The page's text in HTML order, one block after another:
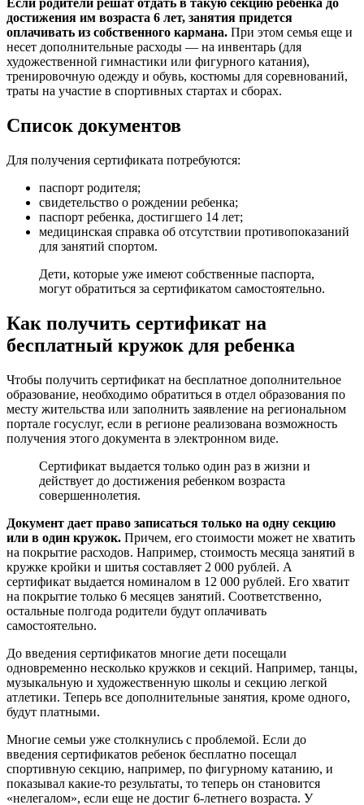
Если родители решат отдать в такую секцию ребенка до
достижения им возраста 6 лет, занятия придется
оплачивать из собственного кармана. При этом семья еще и
несет дополнительные расходы — на инвентарь (для
художественной гимнастики или фигурного катания),
тренировочную одежду и обувь, костюмы для соревнований,
траты на участие в спортивных стартах и сборах.
Список документов
Для получения сертификата потребуются:
паспорт родителя;
свидетельство о рождении ребенка;
паспорт ребенка, достигшего 14 лет;
медицинская справка об отсутствии противопоказаний
для занятий спортом.
Дети, которые уже имеют собственные паспорта,
могут обратиться за сертификатом самостоятельно.
Как получить сертификат на
бесплатный кружок для ребенка
Чтобы получить сертификат на бесплатное дополнительное
образование, необходимо обратиться в отдел образования по
месту жительства или заполнить заявление на региональном
портале госуслуг, если в регионе реализована возможность
получения этого документа в электронном виде.
Сертификат выдается только один раз в жизни и
действует до достижения ребенком возраста
совершеннолетия.
Документ дает право записаться только на одну секцию
или в один кружок. Причем, его стоимости может не хватить
на покрытие расходов. Например, стоимость месяца занятий в
кружке кройки и шитья составляет 2 000 рублей. А
сертификат выдается номиналом в 12 000 рублей. Его хватит
на покрытие только 6 месяцев занятий. Соответственно,
остальные полгода родители будут оплачивать
самостоятельно.
До введения сертификатов многие дети посещали
одновременно несколько кружков и секций. Например, танцы,
музыкальную и художественную школы и секцию легкой
атлетики. Теперь все дополнительные занятия, кроме одного,
будут платными.
Многие семьи уже столкнулись с проблемой. Если до
введения сертификатов ребенок бесплатно посещал
спортивную секцию, например, по фигурному катанию, и
показывал какие-то результаты, то теперь он становится
«нелегалом», если еще не достиг 6-летнего возраста. У